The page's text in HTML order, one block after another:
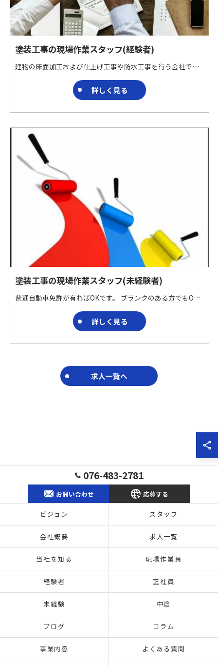
塗装工事の現場作業スタッフ(経験者)
建物の床面加工および仕上げ工事や防水工事を行う会社です。 特殊材料を用いた床面加工および仕上げ工事や防水工事を請け負っています。 ブランクのある方でも働きやすい職場です。 夢中になれる仕事ここに!!!
詳しく見る
塗装工事の現場作業スタッフ(未経験者)
普通自動車免許が有ればOKです。 ブランクのある方でもOKです。 未経験の方、安心してスタートできます。 建物の床面加工および仕上げ工事や防水工事を行う会社です。 特殊材料を用いた床面加工および仕上げ工事や防水工事を請け負っています。
詳しく見る
求人一覧へ
076-483-2781
お問い合わせ 応募する
ビジョン スタッフ
会社概要 求人一覧
当社を知る 現場作業員
経験者 正社員
未経験 中途
ブログ コラム
事業内容 よくある質問